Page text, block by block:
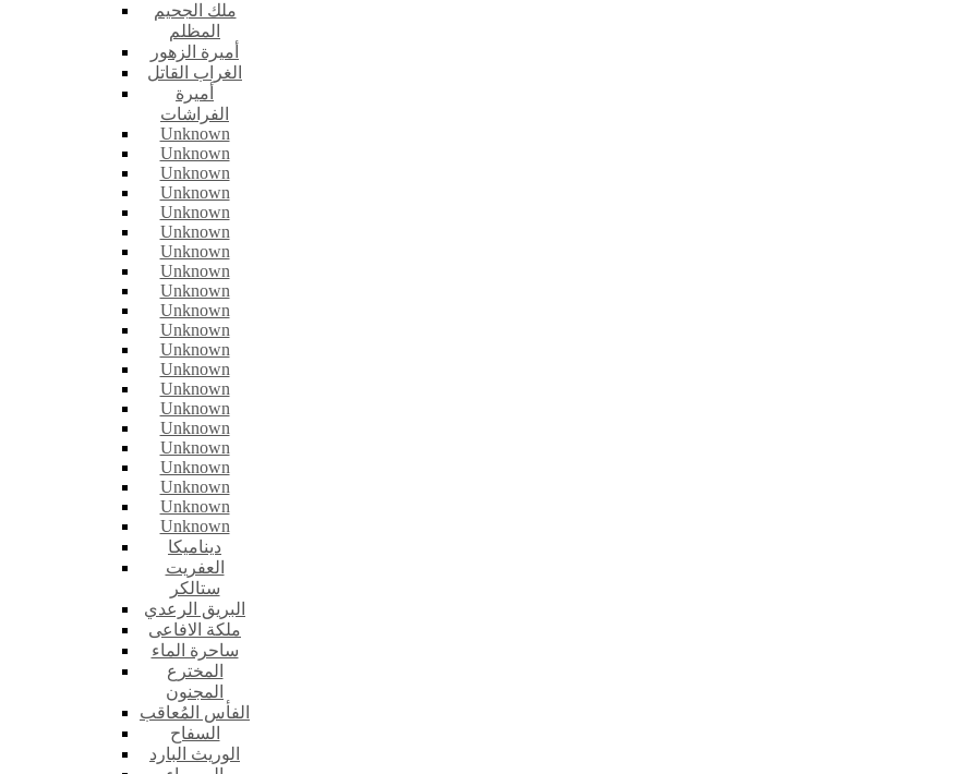
ملك الجحيم
المظلم
أميرة الزهور
الغراب القاتل
أميرة
الفراشات
Unknown
Unknown
Unknown
Unknown
Unknown
Unknown
Unknown
Unknown
Unknown
Unknown
Unknown
Unknown
Unknown
Unknown
Unknown
Unknown
Unknown
Unknown
Unknown
Unknown
Unknown
ديناميكا
العفريت
ستالكر
البريق الرعدي
ملكة الافاعى
ساحرة الماء
المخترع
المجنون
الفأس المُعاقب
السفاح
الوريث البارد